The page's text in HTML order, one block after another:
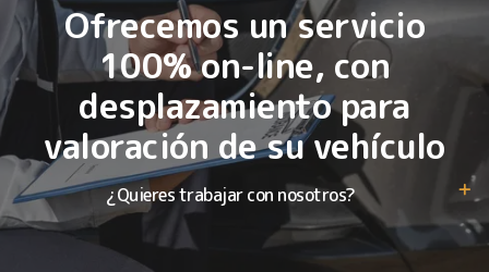
Ofrecemos un servicio
100% on-line, con
desplazamiento para
valoración de su vehículo
¿Quieres trabajar con nosotros?